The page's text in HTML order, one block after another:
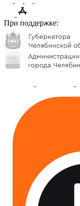
При поддержке: